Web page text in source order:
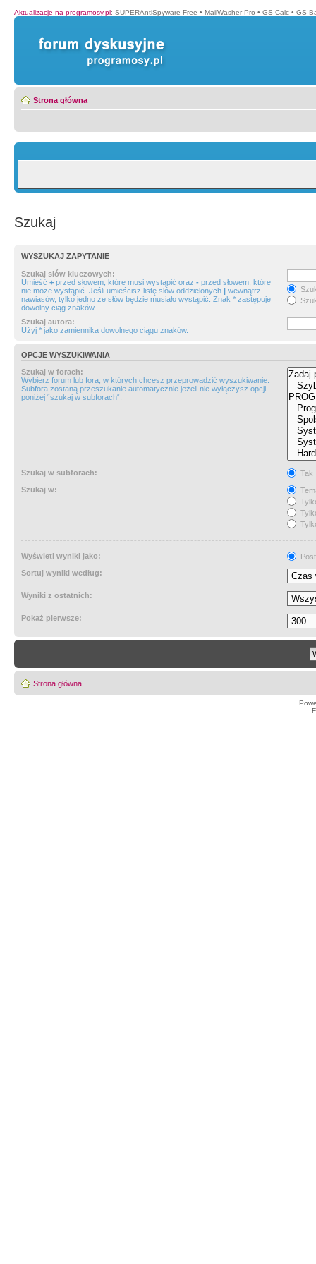
Aktualizacje na programosy.pl: SUPERAntiSpyware Free • MailWasher Pro • GS-Calc • GS-
Strona główna
Szukaj
WYSZUKAJ ZAPYTANIE
Szukaj słów kluczowych:
Umieść + przed słowem, które musi wystąpić oraz - przed słowem, które
nie może wystąpić. Jeśli umieścisz listę słów oddzielonych | wewnątrz
nawiasów, tylko jedno ze słów będzie musiało wystąpić. Znak * zastępuje
dowolny ciąg znaków.
Szukaj autora:
Użyj * jako zamiennika dowolnego ciągu znaków.
OPCJE WYSZUKIWANIA
Szukaj w forach:
Wybierz forum lub fora, w których chcesz przeprowadzić wyszukiwanie.
Subfora zostaną przeszukanie automatycznie jeżeli nie wyłączysz opcji
poniżej “szukaj w subforach“.
Szukaj w subforach:
Tak
Szukaj w:
Wyświetl wyniki jako:
Sortuj wyniki według:
Wyniki z ostatnich:
Pokaż pierwsze:
Strona główna